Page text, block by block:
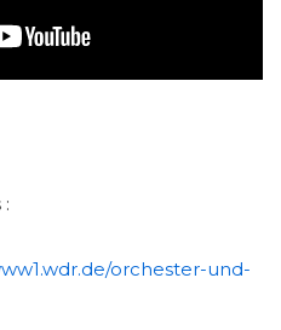
orchester-und-